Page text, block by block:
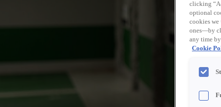
clicking
optional
cookies
ones—by
any time
Cookie